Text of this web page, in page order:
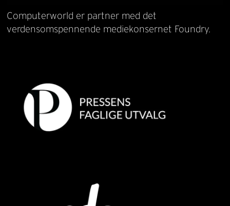
Computerworld er partner med det
verdensomspennende mediekonsernet Foundry.